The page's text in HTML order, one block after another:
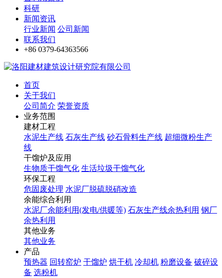
科研
新闻资讯
行业新闻 公司新闻
联系我们
+86 0379-64363566
首页
关于我们
公司简介 荣誉资质
业务范围
建材工程
水泥生产线 石灰生产线 砂石骨料生产线 超细微粉生产
线
干馏炉及应用
生物质干馏气化 生活垃圾干馏气化
环保工程
危固废处理 水泥厂脱硫脱硝改造
余能综合利用
水泥厂余能利用(发电/供暖等) 石灰生产线余热利用 钢厂
余热利用
其他业务
其他业务
产品
预热器 回转窑炉 干馏炉 烘干机 冷却机 粉磨设备 破碎设
备 选粉机